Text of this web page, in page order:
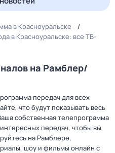
в Красноуральске
в Красноуральске: все ТВ-
на Рамблер/
передач для всех
что будут показывать весь
собственная телепрограмма
передач, чтобы вы
на Рамблере,
шоу и фильмы онлайн с